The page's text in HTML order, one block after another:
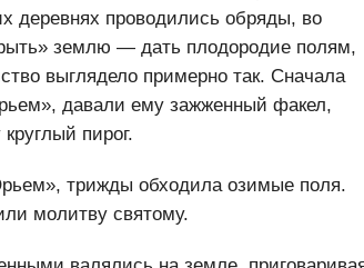
волшебными ключами, которыми
деревнях проводились обряды, во
землю — дать плодородие полям,
выглядело примерно так. Сначала
давали ему зажженный факел,
трижды обходила озимые поля.